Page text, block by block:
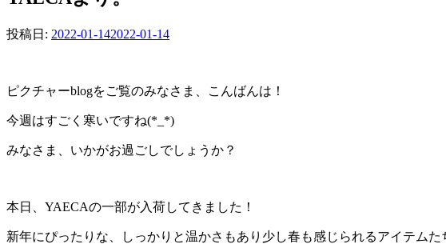
投稿日: 2022-01-142022-01-14
ピクチャーblogをご覧のみなさま、こんばんは！
今週はすごく寒いですね(*_*)
みなさま、いかがお過ごしでしょうか？
本日、YAECAの一部が入荷してきました！
新年にぴったりな、しっかりと温かさもあり少し春も感じられるアイテムた